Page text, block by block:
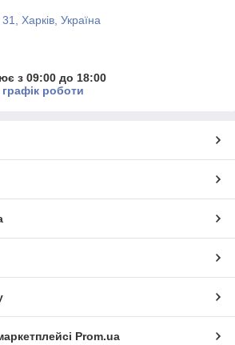
Харків, Україна
з 09:00 до 18:00
роботи
Prom.ua